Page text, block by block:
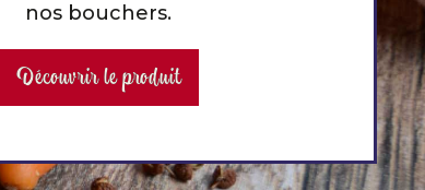
nos bouchers.
Découvrir le produit